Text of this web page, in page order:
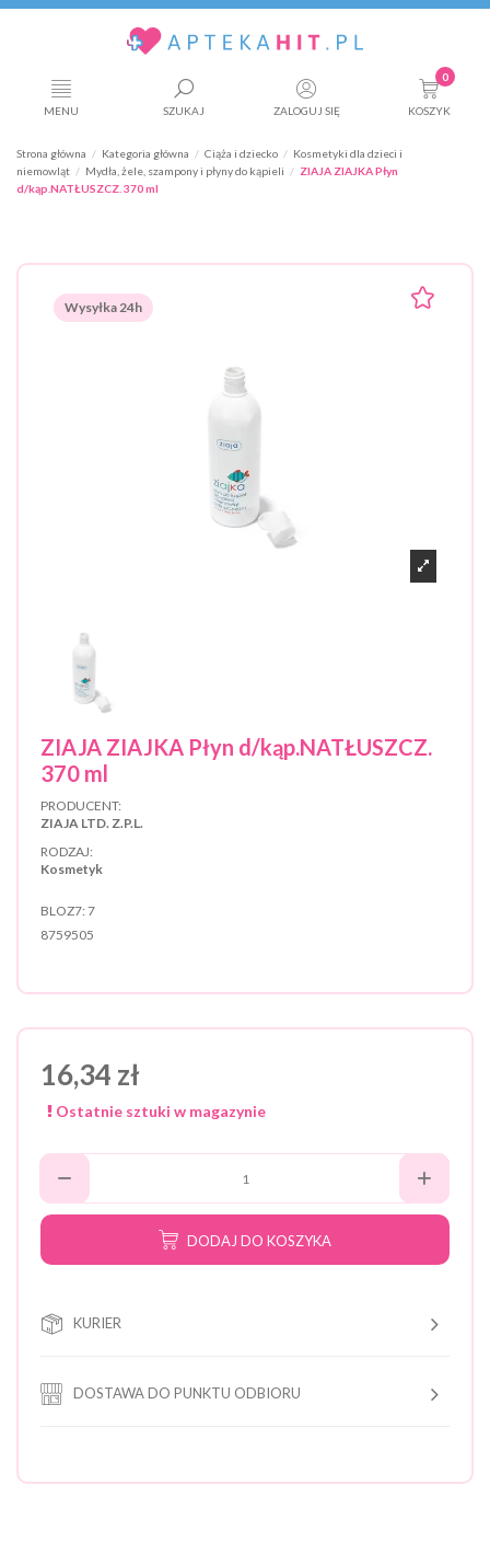
MENU SZUKAJ ZALOGUJ SIĘ
0
KOSZYK
Strona główna Kategoria główna Ciąża i dziecko
Kosmetyki dla dzieci i
niemowląt
Mydła, żele, szampony i płyny do kąpieli
ZIAJA ZIAJKA Płyn
d/kąp.NATŁUSZCZ. 370 ml
Wysyłka 24h
ZIAJA ZIAJKA Płyn d/kąp.NATŁUSZCZ.
370 ml
PRODUCENT:
ZIAJA LTD. Z.P.L.
RODZAJ:
Kosmetyk
BLOZ7: 7
8759505
16,34 zł
Ostatnie sztuki w magazynie
DODAJ DO KOSZYKA
KURIER
DOSTAWA DO PUNKTU ODBIORU